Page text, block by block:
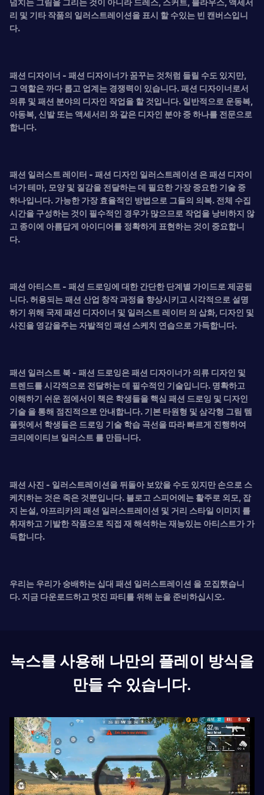
리 및 기타 작품의 일러스트레이션을 표시 할 수있는 빈 캔버스입니
다.
패션 디자이너 - 패션 디자이너가 꿈꾸는 것처럼 들릴 수도 있지만,
그 역할은 까다 롭고 업계는 경쟁력이 있습니다. 패션 디자이너로서
의류 및 패션 분야의 디자인 작업을 할 것입니다. 일반적으로 운동복,
아동복, 신발 또는 액세서리 와 같은 디자인 분야 중 하나를 전문으로
합니다.
패션 일러스트 레이터 - 패션 디자인 일러스트레이션 은 패션 디자이
너가 테마, 모양 및 질감을 전달하는 데 필요한 가장 중요한 기술 중
하나입니다. 가능한 가장 효율적인 방법으로 그들의 의복. 전체 수집
시간을 구성하는 것이 필수적인 경우가 많으므로 작업을 낭비하지 않
고 종이에 아름답게 아이디어를 정확하게 표현하는 것이 중요합니
다.
패션 아티스트 - 패션 드로잉에 대한 간단한 단계별 가이드로 제공됩
니다. 허용되는 패션 산업 창작 과정을 향상시키고 시각적으로 설명
하기 위해 국제 패션 디자이너 및 일러스트 레이터 의 삽화, 디자인 및
사진을 영감을주는 자발적인 패션 스케치 연습으로 가득합니다.
패션 일러스트 북 - 패션 드로잉은 패션 디자이너가 의류 디자인 및
트렌드를 시각적으로 전달하는 데 필수적인 기술입니다. 명확하고
이해하기 쉬운 점에서이 책은 학생들을 핵심 패션 드로잉 및 디자인
기술 을 통해 점진적으로 안내합니다. 기본 타원형 및 삼각형 그림 템
플릿에서 학생들은 드로잉 기술 학습 곡선을 따라 빠르게 진행하여
크리에이티브 일러스트 를 만듭니다.
패션 사진 - 일러스트레이션을 뒤돌아 보았을 수도 있지만 손으로 ​​스
케치하는 것은 죽은 것뿐입니다. 블로고 스피어에는 활주로 외모, 잡
지 논설, 아프리카의 패션 일러스트레이션 및 거리 스타일 이미지 를
취재하고 기발한 작품으로 직접 재 해석하는 재능있는 아티스트가 가
득합니다.
우리는 우리가 숭배하는 십대 패션 일러스트레이션 을 모집했습니
다. 지금 다운로드하고 멋진 파티를 위해 눈을 준비하십시오.
녹스를 사용해 나만의 플레이 방식을
만들 수 있습니다.